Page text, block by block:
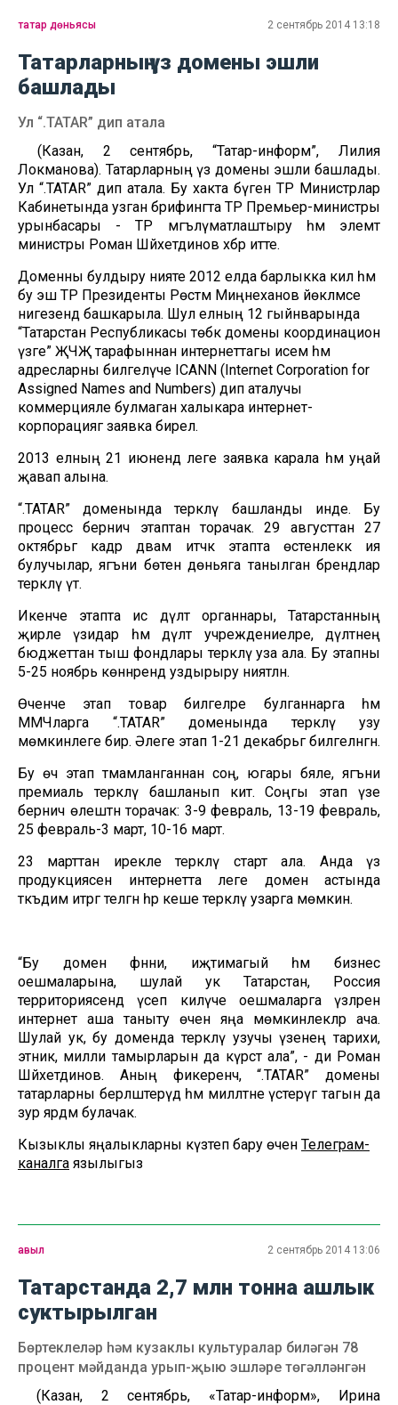
татар дөньясы 2 сентябрь 2014 13:18
Татарларның үз домены эшли
башлады
Ул “.TATAR” дип атала
(Казан, 2 сентябрь, “Татар-информ”, Лилия
Локманова). Татарларның үз домены эшли башлады.
Ул “.TATAR” дип атала. Бу хакта бүген ТР Министрлар
Кабинетында узган брифингта ТР Премьер-министры
урынбасары - ТР мәгълүматлаштыру һәм элемтә
министры Роман Шәйхетдинов хәбәр итте.
Доменны булдыру нияте 2012 елда барлыкка килә һәм
бу эш ТР Президенты Рөстәм Миңнеханов йөкләмәсе
нигезендә башкарыла. Шул елның 12 гыйнварында
“Татарстан Республикасы төбәк домены координацион
үзәге” ҖЧҖ тарафыннан интернеттагы исем һәм
адресларны билгеләүче ICANN (Internet Corporation for
Assigned Names and Numbers) дип аталучы
коммерцияле булмаган халыкара интернет-
корпорациягә заявка бирелә.
2013 елның 21 июнендә әлеге заявка карала һәм уңай
җавап алына.
“.TATAR” доменында теркәлү башланды инде. Бу
процесс берничә этаптан торачак. 29 августтан 27
октябрьгә кадәр дәвам итәчәк этапта өстенлеккә ия
булучылар, ягъни бөтен дөньяга танылган брендлар
теркәлү үтә.
Икенче этапта исә дәүләт органнары, Татарстанның
җирле үзидарә һәм дәүләт учреждениеләре, дәүләтнең
бюджеттан тыш фондлары теркәлү уза ала. Бу этапны
5-25 ноябрь көннәрендә уздырыру ниятләнә.
Өченче этап товар билгеләре булганнарга һәм
ММЧларга “.TATAR” доменында теркәлү узу
мөмкинлеге бирә. Әлеге этап 1-21 декабрьгә билгеләнгән.
Бу өч этап тәмамланганнан соң, югары бәяле, ягъни
премиаль теркәлү башланып китә. Соңгы этап үзе
берничә өлештән торачак: 3-9 февраль, 13-19 февраль,
25 февраль-3 март, 10-16 март.
23 марттан ирекле теркәлү старт ала. Анда үз
продукциясен интернетта әлеге домен астында
тәкъдим итәргә теләгән һәр кеше теркәлү узарга мөмкин.
“Бу домен фәнни, иҗтимагый һәм бизнес
оешмаларына, шулай ук Татарстан, Россия
территориясендә үсеп килүче оешмаларга үзләрен
интернет аша таныту өчен яңа мөмкинлекләр ача.
Шулай ук, бу доменда теркәлү узучы үзенең тарихи,
этник, милли тамырларын да күрсәтә ала”, - ди Роман
Шәйхетдинов. Аның фикеренчә, “.TATAR” домены
татарларны берләштерүдә һәм милләтне үстерүгә тагын да
зур ярдәм булачак.
Кызыклы яңалыкларны күзәтеп бару өчен Телеграм-
каналга язылыгыз
авыл 2 сентябрь 2014 13:06
Татарстанда 2,7 млн тонна ашлык
суктырылган
Бөртеклеләр һәм кузаклы культуралар биләгән 78
процент мәйданда урып-җыю эшләре төгәлләнгән
(Казан, 2 сентябрь, «Татар-информ», Ирина